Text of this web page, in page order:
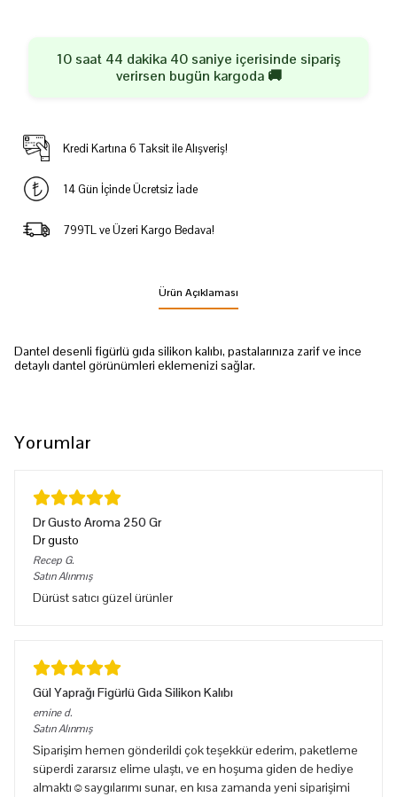
10 saat 44 dakika 39 saniye içerisinde sipariş
verirsen bugün kargoda 🚚
Kredi Kartına 6 Taksit ile Alışveriş!
14 Gün İçinde Ücretsiz İade
799TL ve Üzeri Kargo Bedava!
Ürün Açıklaması
Dantel desenli figürlü gıda silikon kalıbı, pastalarınıza zarif ve ince
detaylı dantel görünümleri eklemenizi sağlar.
Yorumlar
Dr Gusto Aroma 250 Gr
Dr gusto
Recep G.
Satın Alınmış
Dürüst satıcı güzel ürünler
Gül Yaprağı Figürlü Gıda Silikon Kalıbı
emine d.
Satın Alınmış
Siparişim hemen gönderildi çok teşekkür ederim, paketleme
süperdi zararsız elime ulaştı, ve en hoşuma giden de hediye
almaktı☺️saygılarımı sunar, en kısa zamanda yeni siparişimi